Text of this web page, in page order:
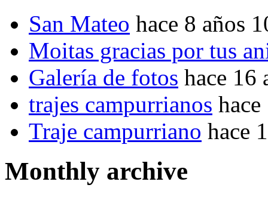
San Mateo hace 8 años
Moitas gracias por tus
Galería de fotos hace 16
trajes campurrianos
Traje campurriano hace
Monthly archive